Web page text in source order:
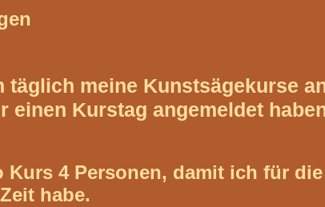
meine Kunstsägekurse
einen Kurstag angemeldet
Kurs 4 Personen, damit ich für
habe.